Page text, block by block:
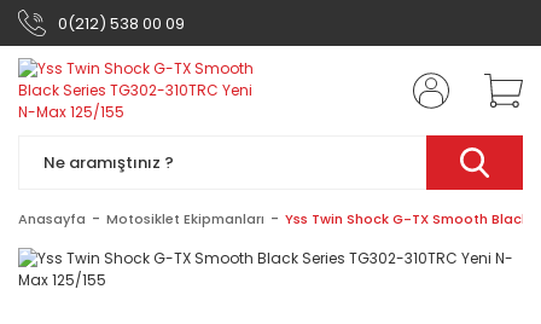
0(212) 538 00 09
Anasayfa Motosiklet Ekipmanları Yss Twin Shock G-TX Smooth Black